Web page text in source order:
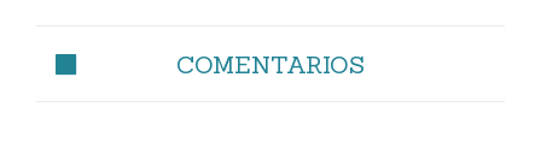
COMENTARIOS